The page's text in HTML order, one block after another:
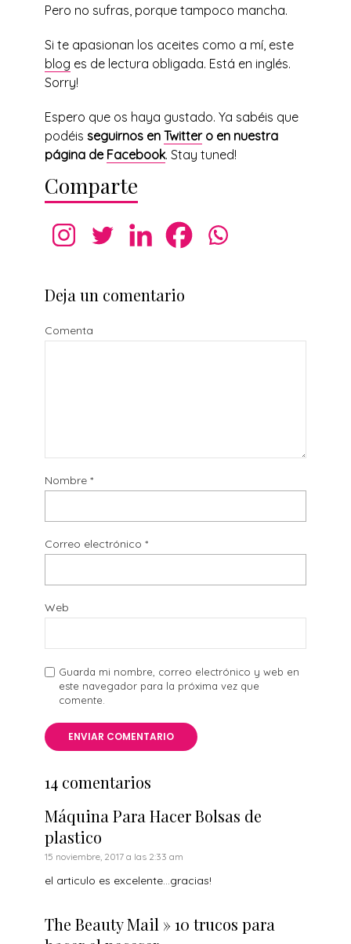
Pero no sufras, porque tampoco mancha.
Si te apasionan los aceites como a mí, este
blog es de lectura obligada. Está en inglés.
Sorry!
Espero que os haya gustado. Ya sabéis que
podéis seguirnos en Twittero en nuestra
página de Facebook. Stay tuned!
Comparte
Deja un comentario
Comenta
Nombre *
Correo electrónico *
Web
Guarda mi nombre, correo electrónico y web en
este navegador para la próxima vez que
comente.
14 comentarios
Máquina Para Hacer Bolsas de
plastico
15 noviembre, 2017 a las 2:33 am
el articulo es excelente…gracias!
The Beauty Mail » 10 trucos para